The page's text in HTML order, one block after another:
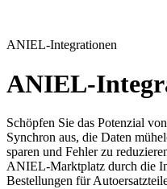
ANIEL-Integrationen
ANIEL-
Schöpfen Sie das Potenzial
Synchron aus, die Daten
sparen und Fehler zu
ANIEL-Marktplatz durch die
Bestellungen für